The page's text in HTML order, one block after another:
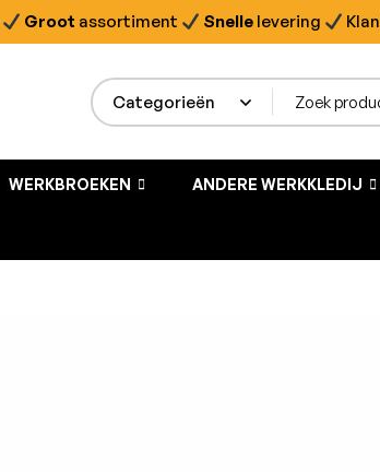
Groot assortiment Snelle levering
WERKBROEKEN ANDERE WERKKLEDIJ